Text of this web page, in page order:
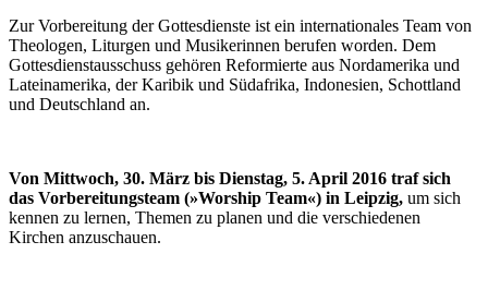
Zur Vorbereitung der Gottesdienste ist ein internationales Team von
Theologen, Liturgen und Musikerinnen berufen worden. Dem
Gottesdienstausschuss gehören Reformierte aus Nordamerika und
Lateinamerika, der Karibik und Südafrika, Indonesien, Schottland
und Deutschland an.
Von Mittwoch, 30. März bis Dienstag, 5. April 2016 traf sich
das Vorbereitungsteam (»Worship Team«) in Leipzig, um sich
kennen zu lernen, Themen zu planen und die verschiedenen
Kirchen anzuschauen.